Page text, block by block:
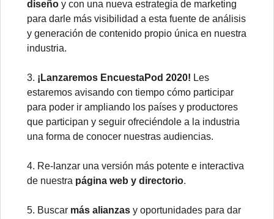
diseño y con una nueva estrategia de marketing
para darle más visibilidad a esta fuente de análisis
y generación de contenido propio única en nuestra
industria.
3. ¡Lanzaremos EncuestaPod 2020! Les
estaremos avisando con tiempo cómo participar
para poder ir ampliando los países y productores
que participan y seguir ofreciéndole a la industria
una forma de conocer nuestras audiencias.
4. Re-lanzar una versión más potente e interactiva
de nuestra página web y directorio.
5. Buscar más alianzas y oportunidades para dar